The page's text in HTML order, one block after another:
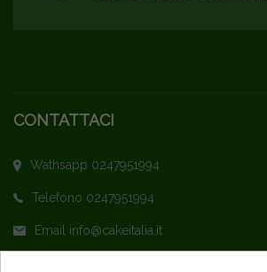
CONTATTACI
Wathsapp 0247951994
Telefono 0247951994
Email info@cakeitalia.it